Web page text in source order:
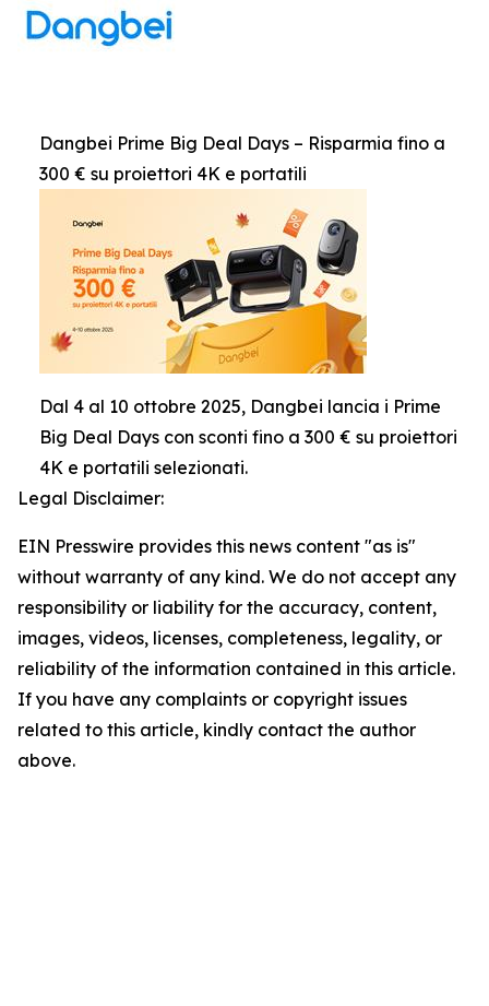
Dangbei Prime Big Deal Days – Risparmia fino a
300 € su proiettori 4K e portatili
Dal 4 al 10 ottobre 2025, Dangbei lancia i Prime
Big Deal Days con sconti fino a 300 € su proiettori
4K e portatili selezionati.
Legal Disclaimer:
EIN Presswire provides this news content "as is"
without warranty of any kind. We do not accept any
responsibility or liability for the accuracy, content,
images, videos, licenses, completeness, legality, or
reliability of the information contained in this article.
If you have any complaints or copyright issues
related to this article, kindly contact the author
above.